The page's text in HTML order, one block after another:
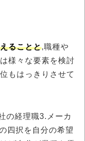
ることと,職種や
様々な要素を検討
もはっきりさせて
の経理職3.メーカ
四択を自分の希望